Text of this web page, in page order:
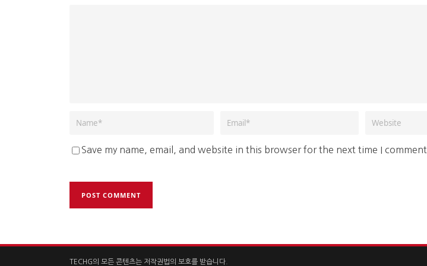
Save my name, email, and website in this browser for the next time I comment.
TECHG의 모든 콘텐츠는 저작권법의 보호를 받습니다.